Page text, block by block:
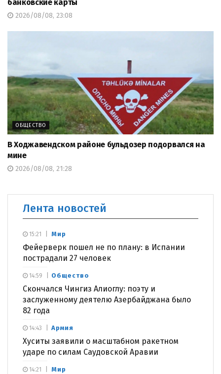
банковские карты
2026/08/08, 23:08
ОБЩЕСТВО
В Ходжавендском районе бульдозер подорвался на
мине
2026/08/08, 21:28
Лента новостей
Мир
Фейерверк пошел не по плану: в Испании
пострадали 27 человек
15:21
Общество
Скончался Чингиз Алиоглу: поэту и
заслуженному деятелю Азербайджана было
82 года
14:59
Армия
Хуситы заявили о масштабном ракетном
ударе по силам Саудовской Аравии
14:43
Мир
14:21